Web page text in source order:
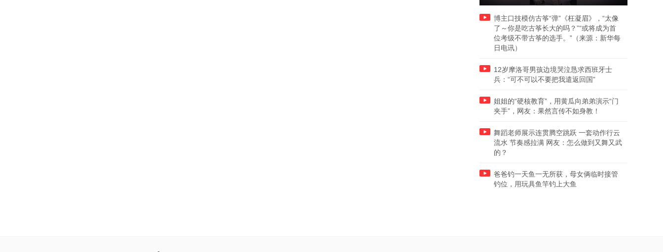
博主口技模仿古筝“弹”《枉凝眉》，“太像
了～你是吃古筝长大的吗？”“或将成为首
位考级不带古筝的选手。”（来源：新华每
日电讯）
12岁摩洛哥男孩边境哭泣恳求西班牙士
兵：“可不可以不要把我遣返回国”
姐姐的“硬核教育”，用黄瓜向弟弟演示“门
夹手”，网友：果然言传不如身教！
舞蹈老师展示连贯腾空跳跃 一套动作行云
流水 节奏感拉满 网友：怎么做到又舞又武
的？
爸爸钓一天鱼一无所获，母女俩临时接管
钓位，用玩具鱼竿钓上大鱼